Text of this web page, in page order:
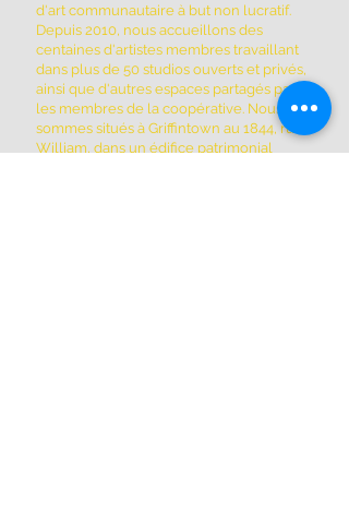
d'art communautaire à but non lucratif.
Depuis 2010, nous accueillons des
centaines d'artistes membres travaillant
dans plus de 50 studios ouverts et privés,
ainsi que d'autres espaces partagés par
les membres de la coopérative. Nous
sommes situés à Griffintown au 1844, rue
William, dans un édifice patrimonial